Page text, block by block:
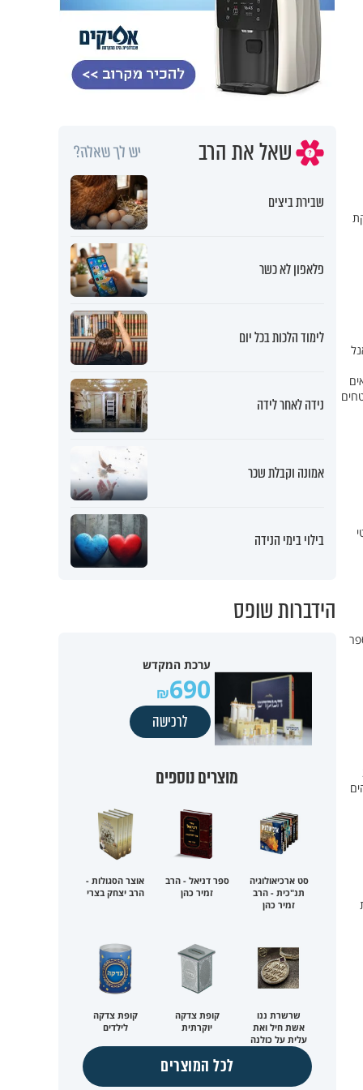
שאל את הרב יש לך שאלה?
שבירת ביצים
פלאפון לא כשר
לימוד הלכות בכל יום
נידה לאחר לידה
אמונה וקבלת שכר
בילוי בימי הנידה
הידברות שופס
ערכת המקדש
690
לרכישה
מוצרים נוספים
סט ארכיאולוגיה
תנ"כית - הרב
זמיר כהן
ספר דניאל - הרב
זמיר כהן
אוצר הסגולות -
הרב יצחק בצרי
שרשרת ננו
אשת חיל ואת
עלית על כולנה
קופת צדקה
יוקרתית
קופת צדקה
לילדים
לכל המוצרים